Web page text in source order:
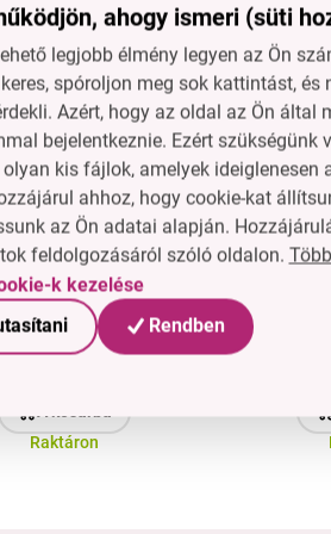
GYÖKÉR
10:1 | 520 mg |
egyensúly,
libidó | 90
kapszula
12 PE
Ár neked
5 890 Ft
A kosárba
Raktáron
|
DUO | életerő
gombák az
&
| reishi &
cordyceps
28 PE
1+1
14 290 Ft
Raktáron
ahogy ismeri (süti
legjobb élmény legyen az Ön
spóroljon meg sok kattintást, és
Azért, hogy az oldal az Ön által
bejelentkeznie. Ezért szükségünk
kis fájlok, amelyek ideiglenesen
ahhoz, hogy cookie-kat
az Ön adatai alapján.
feldolgozásáról szóló oldalon.
k kezelése
Rendben